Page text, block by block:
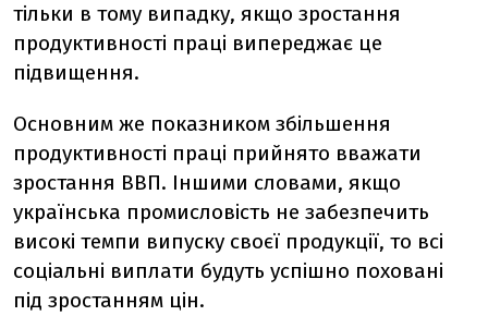
тільки в тому випадку, якщо зростання
продуктивності праці випереджає це
підвищення.
Основним же показником збільшення
продуктивності праці прийнято вважати
зростання ВВП. Іншими словами, якщо
українська промисловість не забезпечить
високі темпи випуску своєї продукції, то всі
соціальні виплати будуть успішно поховані
під зростанням цін.